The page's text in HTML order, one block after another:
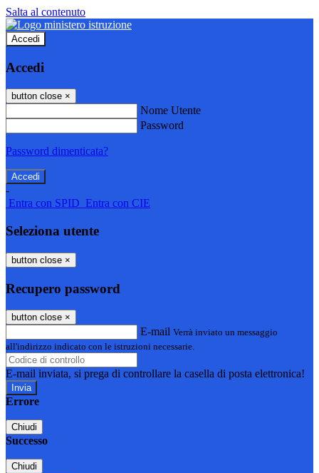
Salta al contenuto
Accedi
Accedi
button close ×
Nome Utente
Password
Password dimenticata?
-
Entra con SPID Entra con CIE
Seleziona utente
button close ×
Recupero password
button close ×
E-mail Verrà inviato un messaggio
all'indirizzo indicato con le istruzioni necessarie.
E-mail inviata, si prega di controllare la casella di posta elettronica!
Errore
Chiudi
Successo
Chiudi